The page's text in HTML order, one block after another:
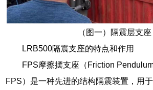
（图一）隔震层支座
LRB500隔震支座的特点和作用
FPS摩擦摆支座（Friction
FPS）是一种先进的结构隔震装置，用